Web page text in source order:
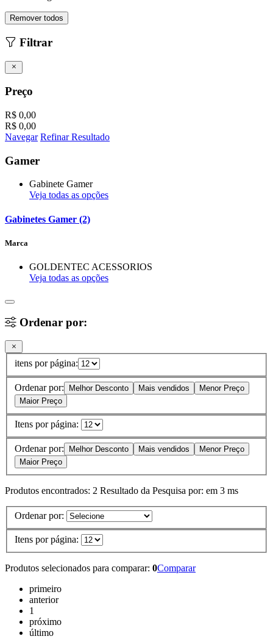
Remover todos
Filtrar
Preço
R$ 0,00
R$ 0,00
Navegar Refinar Resultado
Gamer
Gabinete Gamer
Veja todas as opções
Gabinetes Gamer (2)
Marca
GOLDENTEC ACESSORIOS
Veja todas as opções
Ordenar por:
itens por página:
Ordenar por: Melhor Desconto Mais vendidos
Menor Preço
Maior Preço
Itens por página:
Ordenar por: Melhor Desconto Mais vendidos
Menor Preço
Maior Preço
Produtos encontrados: 2 Resultado da Pesquisa por: em 3 ms
Ordenar por:
Itens por página:
Produtos selecionados para comparar: 0Comparar
primeiro
anterior
1
próximo
último